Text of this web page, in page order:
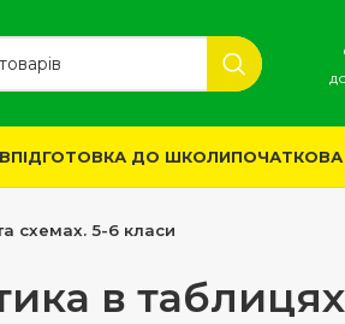
ПІДГОТОВКА ДО ШКОЛИ
схемах. 5-6 класи
в